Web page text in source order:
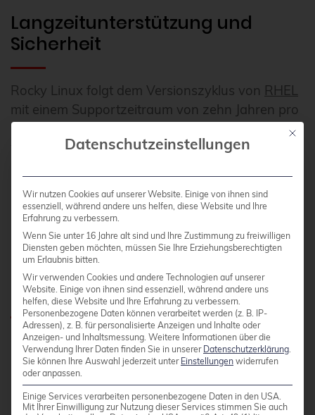
Langzeitunterstützung und
Sicherheit
Rocky Linux folgt dem Versionszyklus von RHEL
mit einem Supportzeitraum von zehn Jahren pro
Major-Release. Sicherheits- und Bugfix-Updates
werden zeitnah nach dem RHEL-Upstream
Supportoptionen durch verschiedene Partner im
Ökosystem.
Professioneller Support für
Rocky Linux
credativ® begleitet Sie beim Einsatz von Rocky
Linux – von der Systemplanung und Migration
über Härtung und Konfigurationsmanagement
bis zum laufenden Betrieb. Nehmen Sie Kontakt
Mit
Datenschutzeinstellungen
Wir nutzen Cookies auf unserer Website. Einige von ihnen sind
essenziell, während andere uns helfen, diese Website und Ihre
Erfahrung zu verbessern.
Wenn Sie unter 16 Jahre alt sind und Ihre Zustimmung zu freiwilligen
Diensten geben möchten, müssen Sie Ihre Erziehungsberechtigten
um Erlaubnis bitten.
Wir verwenden Cookies und andere Technologien auf unserer
Website. Einige von ihnen sind essenziell, während andere uns
helfen, diese Website und Ihre Erfahrung zu verbessern.
Personenbezogene Daten können verarbeitet werden (z. B. IP-
Adressen), z. B. für personalisierte Anzeigen und Inhalte oder
Anzeigen- und Inhaltsmessung. Weitere Informationen über die
Verwendung Ihrer Daten finden Sie in unserer Datenschutzerklärung.
Sie können Ihre Auswahl jederzeit unter Einstellungen widerrufen
oder anpassen.
Einige Services verarbeiten personenbezogene Daten in den USA.
Mit Ihrer Einwilligung zur Nutzung dieser Services stimmen Sie auch